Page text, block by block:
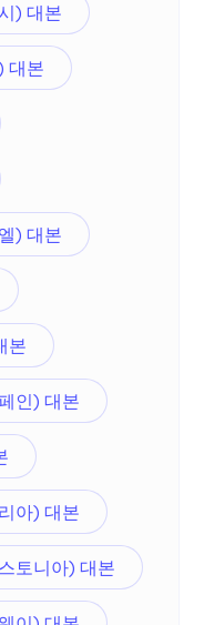
) 대본
대본
) 대본
본
인) 대본
아) 대본
토니아) 대본